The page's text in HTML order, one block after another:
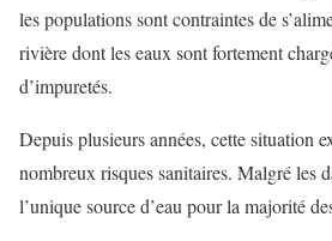
les populations sont contraintes de
rivière dont les eaux sont fortement
d’impuretés.
Depuis plusieurs années, cette situation
nombreux risques sanitaires. Malgré les
l’unique source d’eau pour la majorité